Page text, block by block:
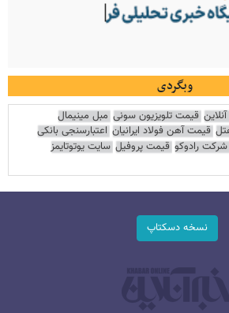
وبگردی
قیمت تلویزیون سونی مبل مینیمال
قیمت آهن فولاد ایرانیان اعتبارسنجی بانکی
شرکت رادوکو قیمت پروفیل سایت یوتوتایمز
نسخه دسکتاپ